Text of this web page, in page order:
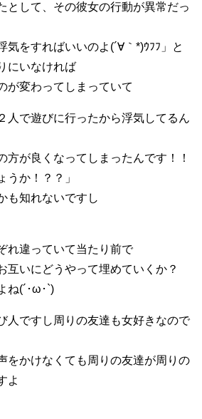
として、その彼女の行動が異常だっ
気をすればいいのよ(´∀｀*)ｳﾌﾌ」と
にいなければ
が変わってしまっていて
人で遊びに行ったから浮気してるん
方が良くなってしまったんです！！
うか！？？」
も知れないですし
れ違っていて当たり前で
互いにどうやって埋めていくか？
ね(´･ω･`)
人ですし周りの友達も女好きなので
をかけなくても周りの友達が周りの
よ